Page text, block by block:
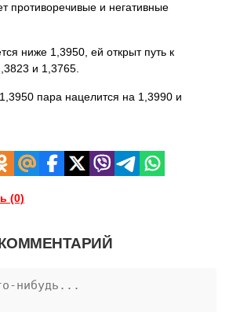
противоречивые и негативные
ниже 1,3950, ей открыт путь к
и 1,3765.
пара нацелится на 1,3990 и
(0)